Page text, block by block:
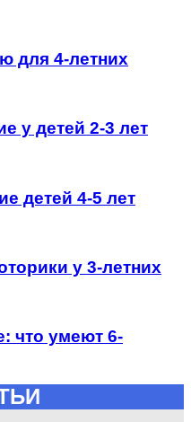
для 4-летних
у детей 2-3 лет
детей 4-5 лет
у 3-летних
что умеют 6-